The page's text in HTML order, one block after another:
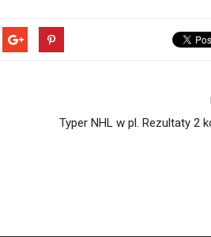
Typer NHL w pl. Rezultaty 2